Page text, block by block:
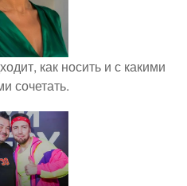
как носить и с какими
сочетать.